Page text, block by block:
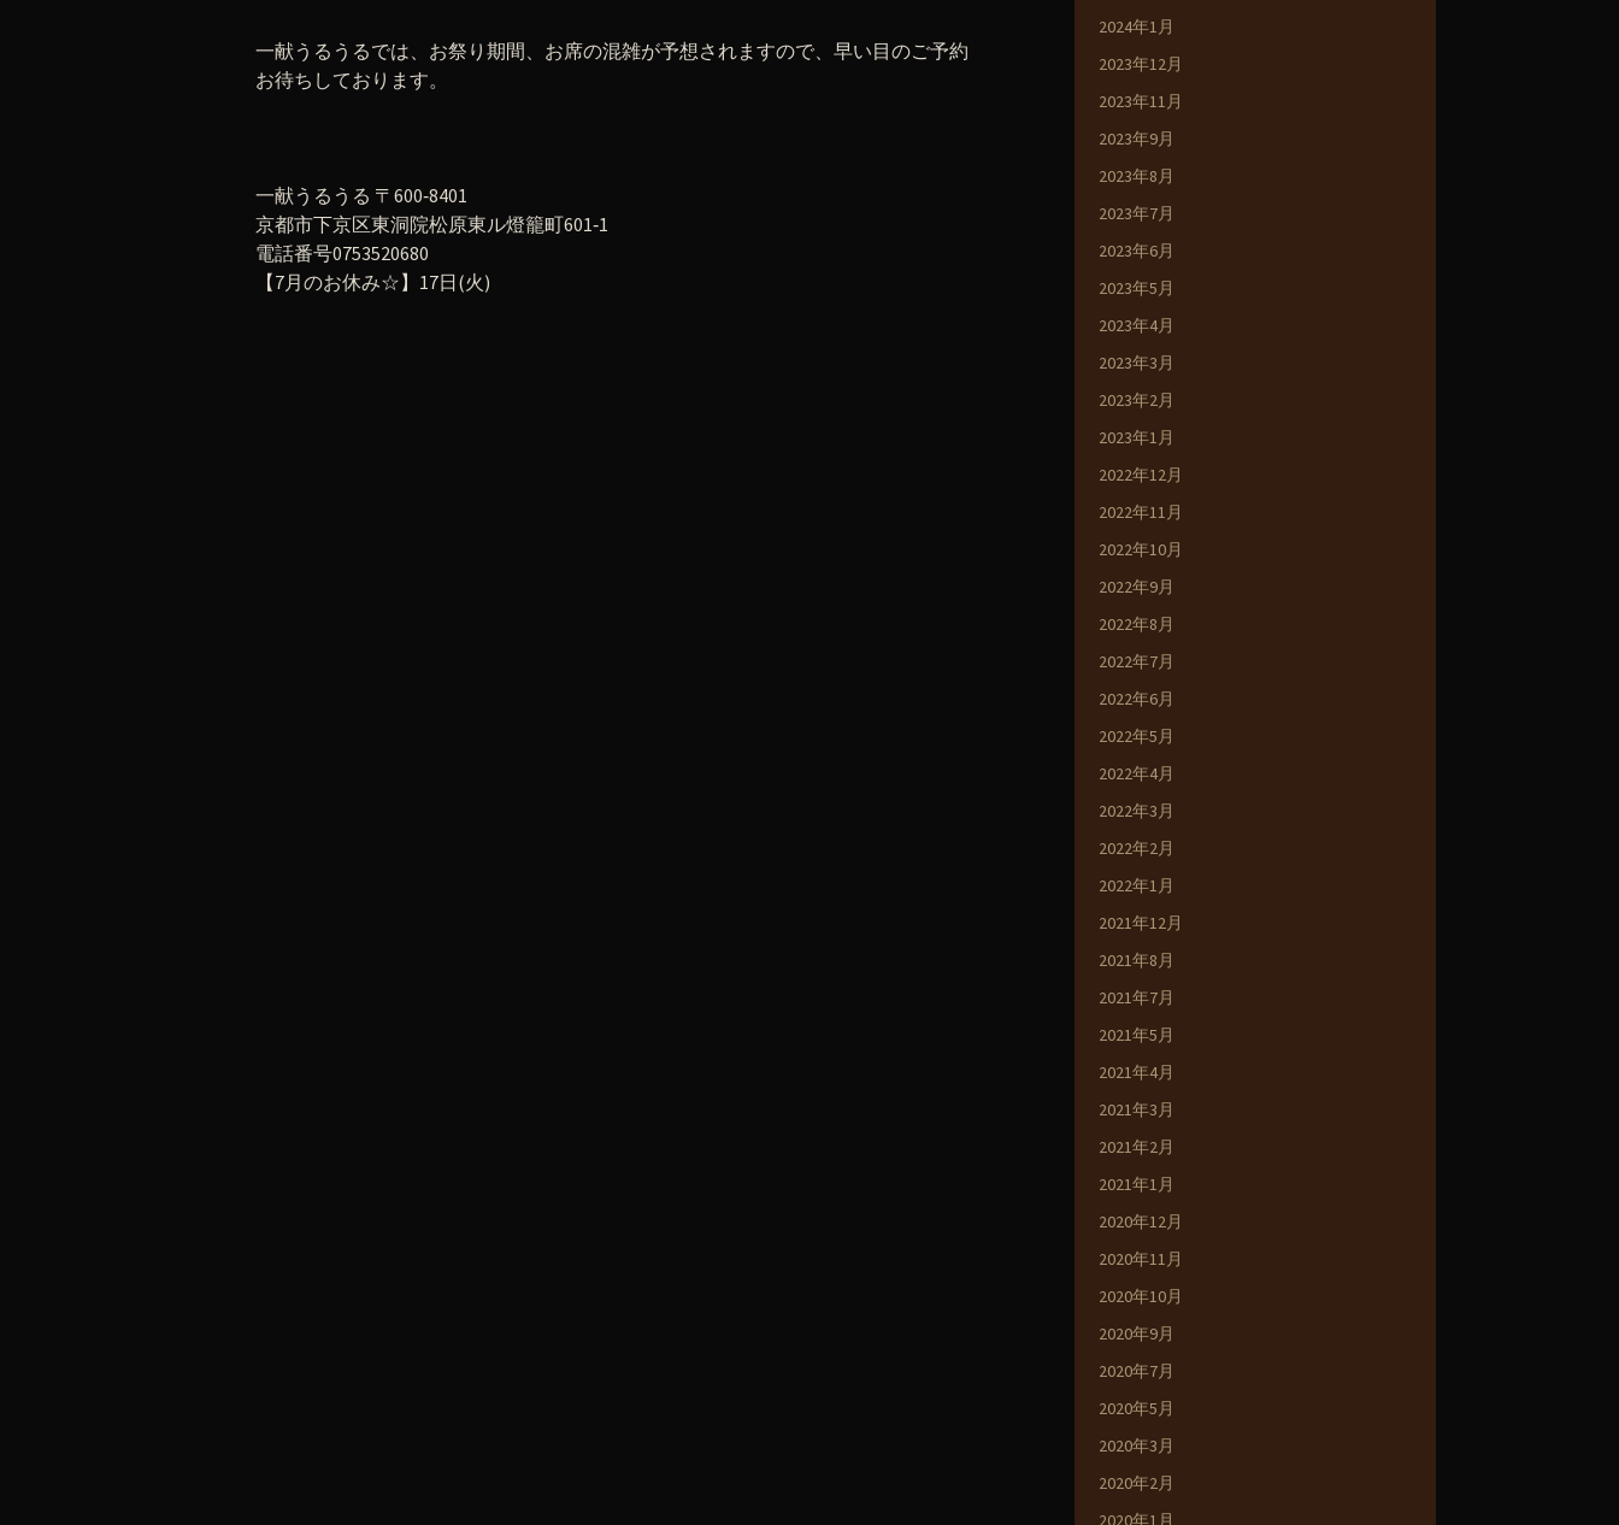
一献うるうるでは、お祭り期間、お席の混雑が予想されますので、早い目のご予約
お待ちしております。
一献うるうる 〒600‐8401
京都市下京区東洞院松原東ル燈籠町601‐1
電話番号0753520680
【7月のお休み☆】17日(火)
2024年1月
2023年12月
2023年11月
2023年9月
2023年8月
2023年7月
2023年6月
2023年5月
2023年4月
2023年3月
2023年2月
2023年1月
2022年12月
2022年11月
2022年10月
2022年9月
2022年8月
2022年7月
2022年6月
2022年5月
2022年4月
2022年3月
2022年2月
2022年1月
2021年12月
2021年8月
2021年7月
2021年5月
2021年4月
2021年3月
2021年2月
2021年1月
2020年12月
2020年11月
2020年10月
2020年9月
2020年7月
2020年5月
2020年3月
2020年2月
2020年1月